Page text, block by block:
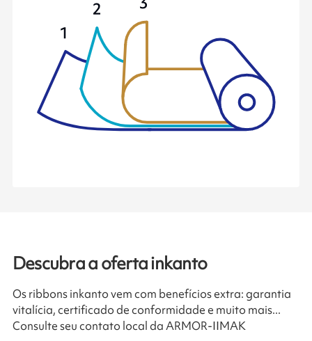
Descubra a oferta inkanto
Os ribbons inkanto vem com benefícios extra: garantia
vitalícia, certificado de conformidade e muito mais...
Consulte seu contato local da ARMOR-IIMAK